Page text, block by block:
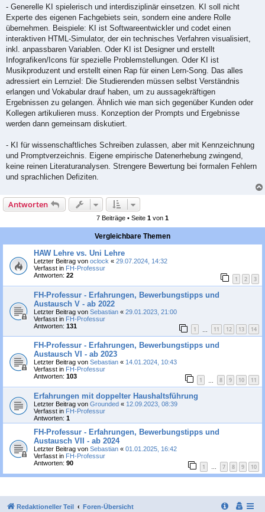
- Generelle KI spielerisch und interdisziplinär einsetzen. KI soll nicht
Experte des eigenen Fachgebiets sein, sondern eine andere Rolle
übernehmen. Beispiele: KI ist Softwareentwickler und codet einen
interaktiven HTML-Simulator, der ein technisches Verfahren visualisiert,
inkl. anpassbaren Variablen. Oder KI ist Designer und erstellt
Infografiken/Icons für spezielle Problemstellungen. Oder KI ist
Musikproduzent und erstellt einen Rap für einen Lern-Song. Das alles
adressiert ein Lernziel: Die Studierenden müssen selbst Verständnis
erlangen und Vokabular drauf haben, um zu aussagekräftigen
Ergebnissen zu gelangen. Ähnlich wie man sich gegenüber Kunden oder
Kollegen artikulieren muss. Konzeption der Prompts und Ergebnisse
werden dann gemeinsam diskutiert.
- KI für wissenschaftliches Schreiben zulassen, aber mit Kennzeichnung
und Promptverzeichnis. Eigene empirische Datenerhebung zwingend,
keine reinen Literaturanalysen. Strengere Bewertung bei formalen Fehlern
und sprachlichen Defiziten.
Antworten
7 Beiträge • Seite 1 von 1
Vergleichbare Themen
HAW Lehre vs. Uni Lehre
Letzter Beitrag von oclock « 29.07.2024, 14:32
Verfasst in FH-Professur
Antworten: 22 1 2 3
FH-Professur - Erfahrungen, Bewerbungstipps und
Austausch V - ab 2022
Letzter Beitrag von Sebastian « 29.01.2023, 21:00
Verfasst in FH-Professur
Antworten: 131 1 11 12 13 14
FH-Professur - Erfahrungen, Bewerbungstipps und
Austausch VI - ab 2023
Letzter Beitrag von Sebastian « 14.01.2024, 10:43
Verfasst in FH-Professur
Antworten: 103 1 8 9 10 11
Erfahrungen mit doppelter Haushaltsführung
Letzter Beitrag von Grounded « 12.09.2023, 08:39
Verfasst in FH-Professur
Antworten: 1
FH-Professur - Erfahrungen, Bewerbungstipps und
Austausch VII - ab 2024
Letzter Beitrag von Sebastian « 01.01.2025, 16:42
Verfasst in FH-Professur
Antworten: 90 1 … 7 8 9 10
Redaktioneller Teil Foren-Übersicht